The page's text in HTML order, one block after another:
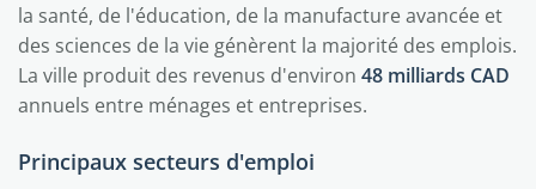
la santé, de l'éducation, de la manufacture avancée et
des sciences de la vie génèrent la majorité des emplois.
La ville produit des revenus d'environ 48 milliards CAD
annuels entre ménages et entreprises.
Principaux secteurs d'emploi